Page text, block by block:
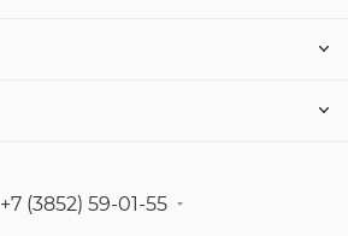
+7 (3852) 59-01-55